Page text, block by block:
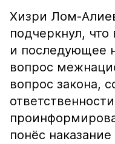
Хизри Лом-
подчеркнул,
и последующее
вопрос
вопрос закона,
понёс наказание